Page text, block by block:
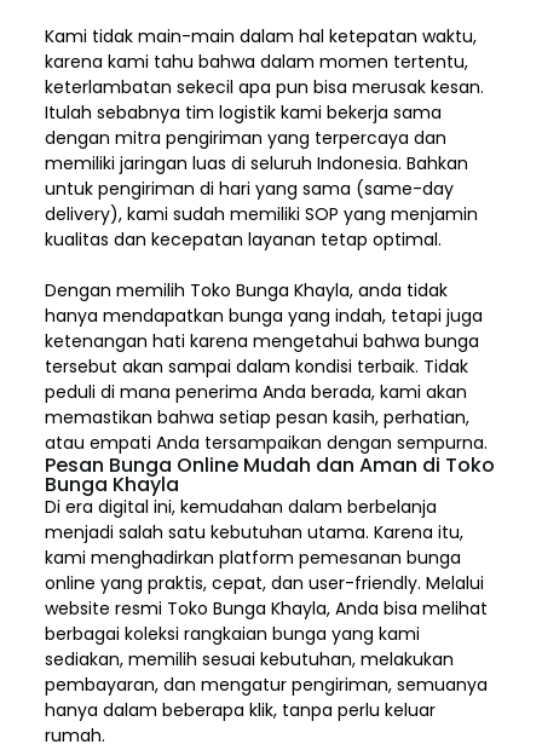
Kami tidak main-main dalam hal ketepatan waktu,
karena kami tahu bahwa dalam momen tertentu,
keterlambatan sekecil apa pun bisa merusak kesan.
Itulah sebabnya tim logistik kami bekerja sama
dengan mitra pengiriman yang terpercaya dan
memiliki jaringan luas di seluruh Indonesia. Bahkan
untuk pengiriman di hari yang sama (same-day
delivery), kami sudah memiliki SOP yang menjamin
kualitas dan kecepatan layanan tetap optimal.
Dengan memilih Toko Bunga Khayla, anda tidak
hanya mendapatkan bunga yang indah, tetapi juga
ketenangan hati karena mengetahui bahwa bunga
tersebut akan sampai dalam kondisi terbaik. Tidak
peduli di mana penerima Anda berada, kami akan
memastikan bahwa setiap pesan kasih, perhatian,
atau empati Anda tersampaikan dengan sempurna.
Pesan Bunga Online Mudah dan Aman di Toko
Bunga Khayla
Di era digital ini, kemudahan dalam berbelanja
menjadi salah satu kebutuhan utama. Karena itu,
kami menghadirkan platform pemesanan bunga
online yang praktis, cepat, dan user-friendly. Melalui
website resmi Toko Bunga Khayla, Anda bisa melihat
berbagai koleksi rangkaian bunga yang kami
sediakan, memilih sesuai kebutuhan, melakukan
pembayaran, dan mengatur pengiriman,semuanya
hanya dalam beberapa klik, tanpa perlu keluar
rumah.